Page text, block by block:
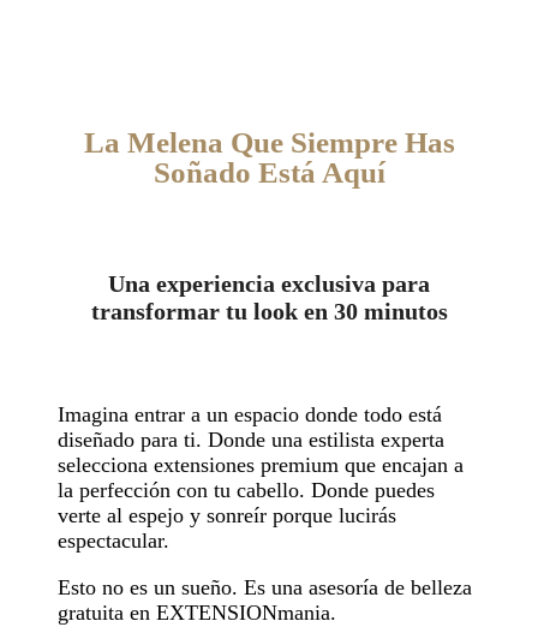
La Melena Que Siempre Has
Soñado Está Aquí
Una experiencia exclusiva para
transformar tu look en 30 minutos
Imagina entrar a un espacio donde todo está
diseñado para ti. Donde una estilista experta
selecciona extensiones premium que encajan a
la perfección con tu cabello. Donde puedes
verte al espejo y sonreír porque lucirás
espectacular.
Esto no es un sueño. Es una asesoría de belleza
gratuita en EXTENSIONmania.